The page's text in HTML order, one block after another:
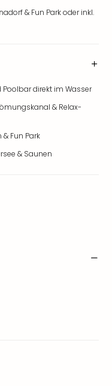
& Fun Park oder inkl.
direkt im Wasser
& Relax-
Fun Park
& Saunen